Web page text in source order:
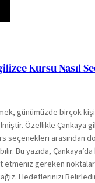
Kursu Nasıl
günümüzde birçok
Özellikle Çankaya
seçenekleri arasından
Bu yazıda,
etmeniz gereken
Hedeflerinizi